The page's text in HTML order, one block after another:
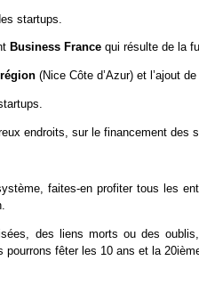
startups.
Business Francequi résulte de la
région(Nice Côte d’Azur) et l’ajout
endroits, sur le financement des
faites-en profiter tous les
des liens morts ou des
fêter les 10 ans et la